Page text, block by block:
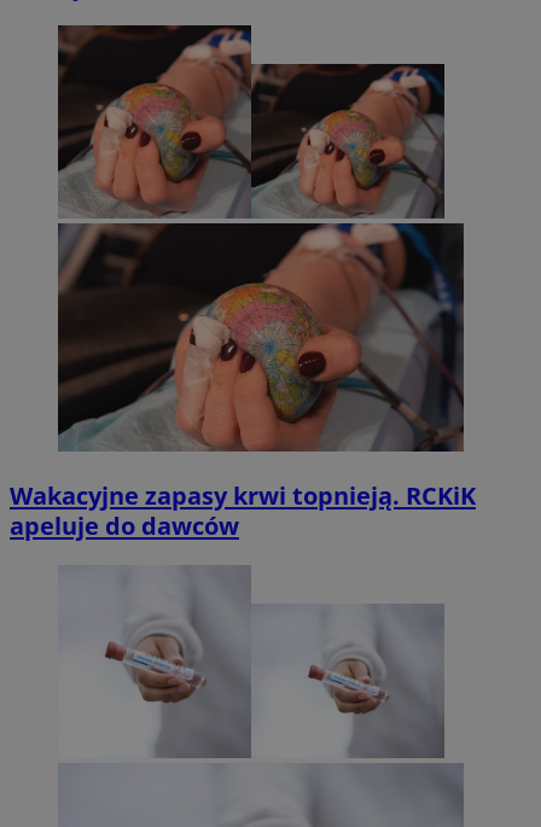
Wakacyjne zapasy krwi topnieją. RCKiK
apeluje do dawców